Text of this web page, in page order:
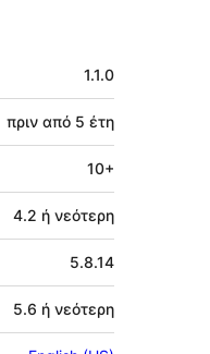
1.1.0
πριν από 5 έτη
10+
4.2 ή νεότερη
5.8.14
5.6 ή νεότερη